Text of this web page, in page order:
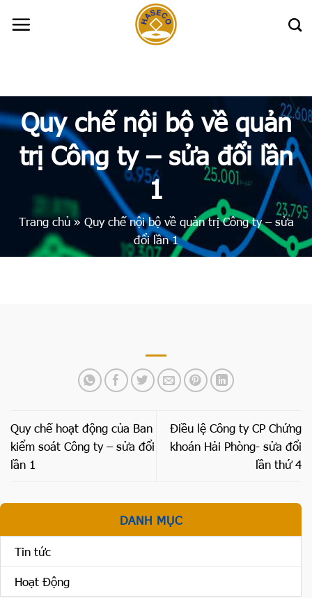
Quy chế nội bộ về quản
trị Công ty – sửa đổi lần
1
Trang chủ» Quy chế nội bộ về quản trị Công ty – sửa
đổi lần 1
Quy chế hoạt động của Ban
kiểm soát Công ty – sửa đổi
lần 1
Điều lệ Công ty CP Chứng
khoán Hải Phòng- sửa đổi
lần thứ 4
DANH MỤC
Tin tức
Hoạt Động